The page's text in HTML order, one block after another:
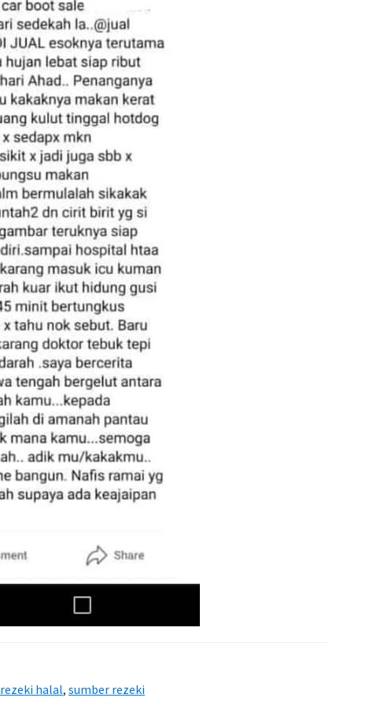
rezeki halal, sumber rezeki